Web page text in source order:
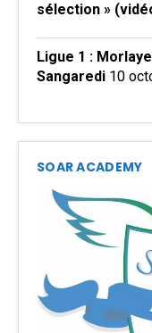
sélection »
Ligue 1 :
Sangaredi 10
SOAR ACADEMY